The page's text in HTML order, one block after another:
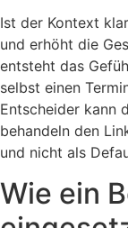
Ist der Kontext
und erhöht die
entsteht das
selbst einen
Entscheider kann
behandeln den
und nicht als
Wie ein